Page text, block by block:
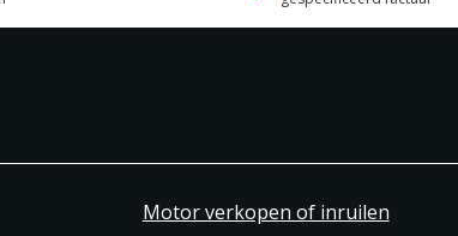
Motor verkopen of inruilen